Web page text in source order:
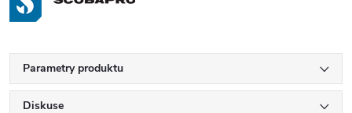
Parametry produktu
Diskuse